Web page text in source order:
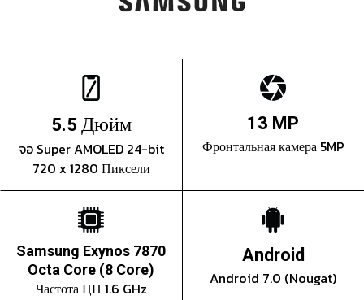
5.5 Дюйм
จอ Super AMOLED 24-bit
720 x 1280 Пиксели
13 MP
Фронтальная камера 5MP
Samsung Exynos 7870
Octa Core (8 Core)
Частота ЦП 1.6 GHz
Android
Android 7.0 (Nougat)